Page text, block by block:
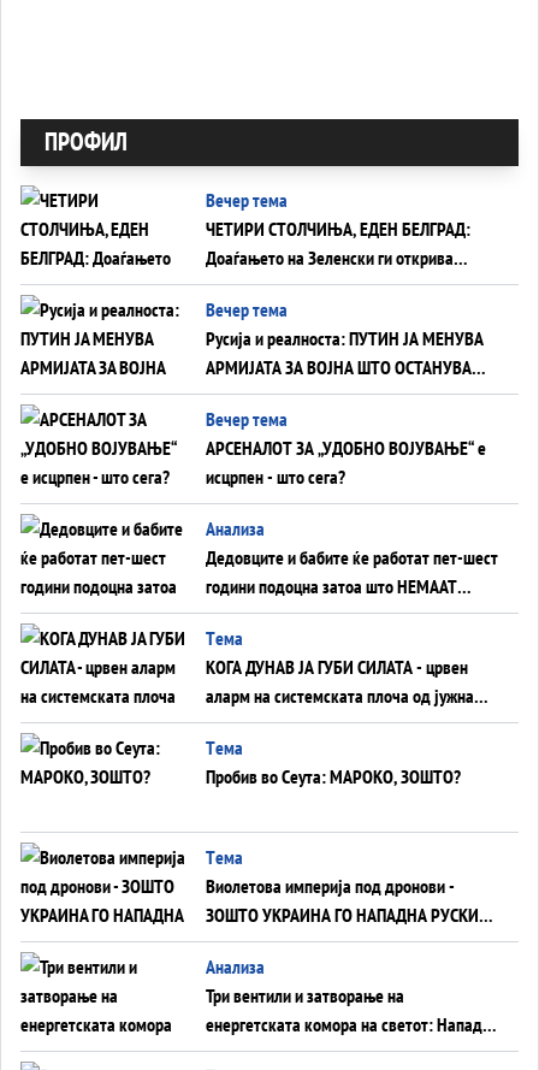
ПРОФИЛ
Вечер тема
ЧЕТИРИ СТОЛЧИЊА, ЕДЕН БЕЛГРАД:
Доаѓањето на Зеленски ги открива
тајните на политиката на балансирање
на Вучиќ
Вечер тема
Русија и реалноста: ПУТИН ЈА МЕНУВА
АРМИЈАТА ЗА ВОЈНА ШТО ОСТАНУВА
БЕЗ ФРОНТ
Вечер тема
АРСЕНАЛОТ ЗА „УДОБНО ВОЈУВАЊЕ“ е
исцрпен - што сега?
Анализа
Дедовците и бабите ќе работат пет-шест
години подоцна затоа што НЕМААТ
ВНУЦИ ДА ГИ ЗАМЕНАТ
Tема
КОГА ДУНАВ ЈА ГУБИ СИЛАТА - црвен
аларм на системската плоча од јужна
Германија до Црното Море...
Tема
Пробив во Сеута: МАРОКО, ЗОШТО?
Tема
Виолетова империја под дронови -
ЗОШТО УКРАИНА ГО НАПАДНА РУСКИОТ
WILDBERRIES
Aнализа
Три вентили и затворање на
енергетската комора на светот: Нападот
во Суец најавува глобален енергетски